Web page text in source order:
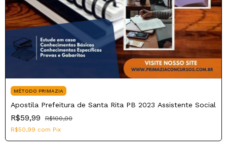
MÉTODO PRIMAZIA
Apostila Prefeitura de Santa Rita PB 2023 Assistente Social
R$59,99
R$100,00
R$50,99 com Pix